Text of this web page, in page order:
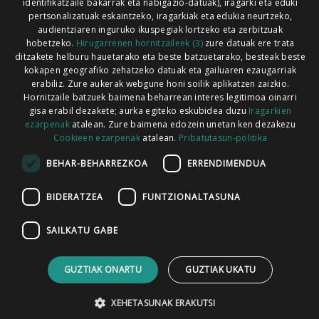
Codesyntaxek garatua
HONI BURUZ LEGE OHARRA PUBLIZITATEA
ARAUAK HARREMANETARAKO RSS
identifikatzaile bakarrak eta nabigazio-datuak), iragarki eta eduki
pertsonalizatuak eskaintzeko, iragarkiak eta edukia neurtzeko,
audientziaren inguruko ikuspegiak lortzeko eta zerbitzuak
hobetzeko. Hirugarrenen hornitzaileek (3)zure datuak ere trata
ditzakete helburu hauetarako eta beste batzuetarako, besteak beste
kokapen geografiko zehatzeko datuak eta gailuaren ezaugarriak
erabiliz. Zure aukerak webgune honi soilik aplikatzen zaizkio.
Hornitzaile batzuek baimena beharrean interes legitimoa oinarri
gisa erabil dezakete; aurka egiteko eskubidea duzu Iragarkien
ezarpenakatalean. Zure baimena edozein unetan ken dezakezu
Cookieen ezarpenak atalean. Pribatutasun-politika
BEHAR-BEHARREZKOA ERRENDIMENDUA
BIDERATZEA FUNTZIONALTASUNA
SAILKATU GABE
GUZTIAK ONARTU GUZTIAK UKATU
XEHETASUNAK ERAKUTSI